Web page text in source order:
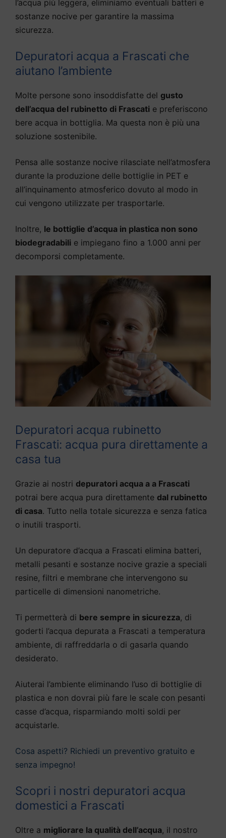
l’acqua più leggera, eliminiamo eventuali batteri e
sostanze nocive per garantire la massima
sicurezza.
Depuratori acqua a Frascati che
aiutano l’ambiente
Molte persone sono insoddisfatte del gusto
dell’acqua del rubinetto di Frascati e preferiscono
bere acqua in bottiglia. Ma questa non è più una
soluzione sostenibile.
Pensa alle sostanze nocive rilasciate nell’atmosfera
durante la produzione delle bottiglie in PET e
all’inquinamento atmosferico dovuto al modo in
cui vengono utilizzate per trasportarle.
Inoltre, le bottiglie d’acqua in plastica non sono
biodegradabili e impiegano fino a 1.000 anni per
decomporsi completamente.
Depuratori acqua rubinetto
Frascati: acqua pura direttamente a
casa tua
Grazie ai nostri depuratori acqua a a Frascati
potrai bere acqua pura direttamente dal rubinetto
di casa. Tutto nella totale sicurezza e senza fatica
o inutili trasporti.
Un depuratore d’acqua a Frascati elimina batteri,
metalli pesanti e sostanze nocive grazie a speciali
resine, filtri e membrane che intervengono su
particelle di dimensioni nanometriche.
Ti permetterà di bere sempre in sicurezza, di
goderti l’acqua depurata a Frascati a temperatura
ambiente, di raffreddarla o di gasarla quando
desiderato.
Aiuterai l’ambiente eliminando l’uso di bottiglie di
plastica e non dovrai più fare le scale con pesanti
casse d’acqua, risparmiando molti soldi per
acquistarle.
Cosa aspetti? Richiedi un preventivo gratuito e
senza impegno!
Scopri i nostri depuratori acqua
domestici a Frascati
Oltre a migliorare la qualità dell’acqua, il nostro